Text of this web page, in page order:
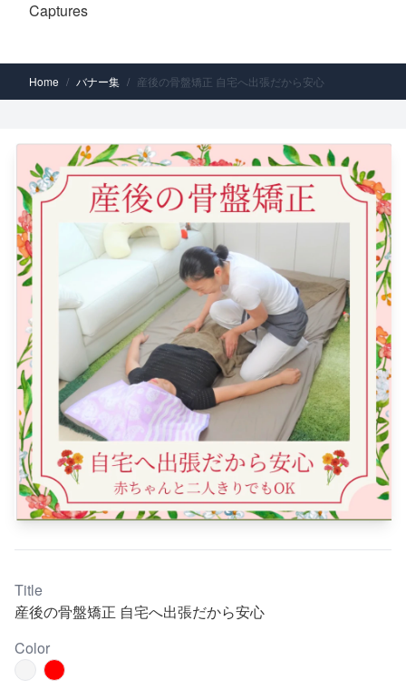
Captures
Home / バナー集 / 産後の骨盤矯正 自宅へ出張だから安心
Title
産後の骨盤矯正 自宅へ出張だから安心
Color